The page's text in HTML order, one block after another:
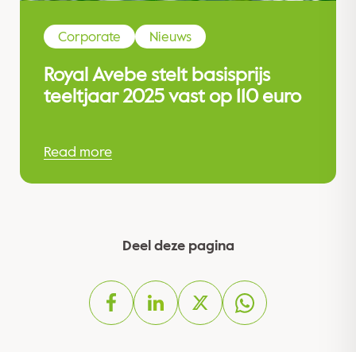
Corporate Nieuws
Royal Avebe stelt basisprijs
teeltjaar 2025 vast op 110 euro
Read more
Deel deze pagina